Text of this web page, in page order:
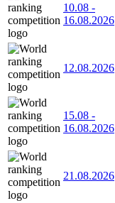
10.08 -
16.08.2026
12.08.2026
15.08 -
16.08.2026
21.08.2026